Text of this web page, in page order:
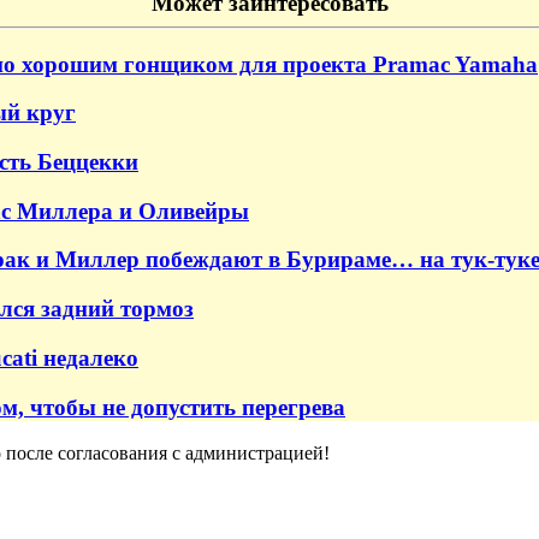
хорошим гонщиком для проекта Pramac Yamaha
круг
Беццекки
Миллера и Оливейры
и Миллер побеждают в Бурираме… на тук-
задний тормоз
недалеко
не допустить перегрева
согласования с администрацией!